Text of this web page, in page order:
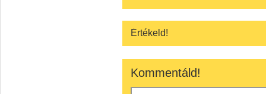
Értékeld!
Kommentáld!